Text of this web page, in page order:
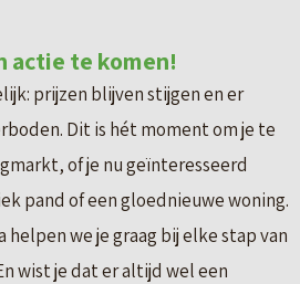
actie te komen!
prijzen blijven stijgen en er
Dit is hét moment om je te
of je nu geïnteresseerd
pand of een gloednieuwe woning.
helpen we je graag bij elke stap van
wist je dat er altijd wel een